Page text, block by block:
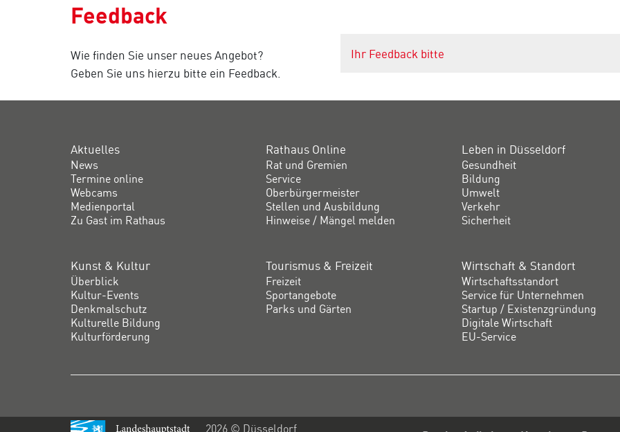
Feedback
Wie finden Sie unser neues Angebot?
Geben Sie uns hierzu bitte ein Feedback.
Ihr Feedback bitte
Aktuelles
News
Termine online
Webcams
Medienportal
Zu Gast im Rathaus
Rathaus Online
Rat und Gremien
Service
Oberbürgermeister
Stellen und Ausbildung
Hinweise / Mängel melden
Leben in Düsseldorf
Gesundheit
Bildung
Umwelt
Verkehr
Sicherheit
Kunst & Kultur
Überblick
Kultur-Events
Denkmalschutz
Kulturelle Bildung
Kulturförderung
Tourismus & Freizeit
Freizeit
Sportangebote
Parks und Gärten
Wirtschaft & Standort
Wirtschaftsstandort
Service für Unternehmen
Startup / Existenzgründung
Digitale Wirtschaft
EU-Service
2026 © Düsseldorf